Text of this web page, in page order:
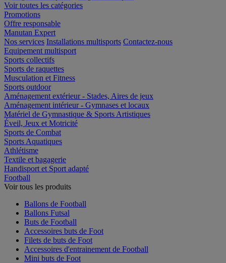
Voir toutes les catégories
Promotions
Offre responsable
Manutan Expert
Nos services Installations multisports Contactez-nous
Equipement multisport
Sports collectifs
Sports de raquettes
Musculation et Fitness
Sports outdoor
Aménagement extérieur - Stades, Aires de jeux
Aménagement intérieur - Gymnases et locaux
Matériel de Gymnastique & Sports Artistiques
Éveil, Jeux et Motricité
Sports de Combat
Sports Aquatiques
Athlétisme
Textile et bagagerie
Handisport et Sport adapté
Football
Voir tous les produits
Ballons de Football
Ballons Futsal
Buts de Football
Accessoires buts de Foot
Filets de buts de Foot
Accessoires d'entrainement de Football
Mini buts de Foot